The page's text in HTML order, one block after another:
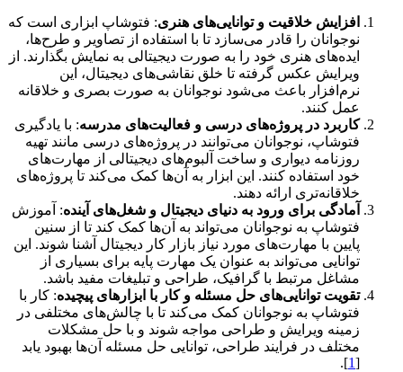
افزایش خلاقیت و توانایی‌های هنری: فتوشاپ ابزاری است که
نوجوانان را قادر می‌سازد تا با استفاده از تصاویر و طرح‌ها،
ایده‌های هنری خود را به صورت دیجیتالی به نمایش بگذارند. از
ویرایش عکس گرفته تا خلق نقاشی‌های دیجیتال، این
نرم‌افزار باعث می‌شود نوجوانان به صورت بصری و خلاقانه
عمل کنند.
کاربرد در پروژه‌های درسی و فعالیت‌های مدرسه: با یادگیری
فتوشاپ، نوجوانان می‌توانند در پروژه‌های درسی مانند تهیه
روزنامه دیواری و ساخت آلبوم‌های دیجیتالی از مهارت‌های
خود استفاده کنند. این ابزار به آن‌ها کمک می‌کند تا پروژه‌های
خلاقانه‌تری ارائه دهند.
آمادگی برای ورود به دنیای دیجیتال و شغل‌های آینده: آموزش
فتوشاپ به نوجوانان می‌تواند به آن‌ها کمک کند تا از سنین
پایین با مهارت‌های مورد نیاز بازار کار دیجیتال آشنا شوند. این
توانایی می‌تواند به عنوان یک مهارت پایه برای بسیاری از
مشاغل مرتبط با گرافیک، طراحی و تبلیغات مفید باشد.
تقویت توانایی‌های حل مسئله و کار با ابزارهای پیچیده: کار با
فتوشاپ به نوجوانان کمک می‌کند تا با چالش‌های مختلفی در
زمینه ویرایش و طراحی مواجه شوند و با حل مشکلات
مختلف در فرایند طراحی، توانایی حل مسئله آن‌ها بهبود یابد
[
1
].